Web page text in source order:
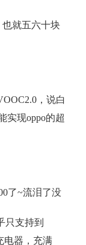
就五六十块
，说白
实现oppo的超
了~流泪了没
只支持到
电器，充满